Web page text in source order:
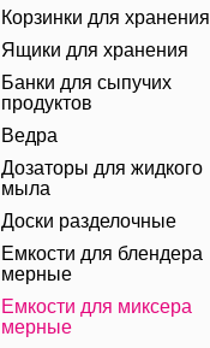
Корзинки для хранения
Ящики для хранения
Банки для сыпучих
продуктов
Ведра
Дозаторы для жидкого
мыла
Доски разделочные
Емкости для блендера
мерные
Емкости для миксера
мерные